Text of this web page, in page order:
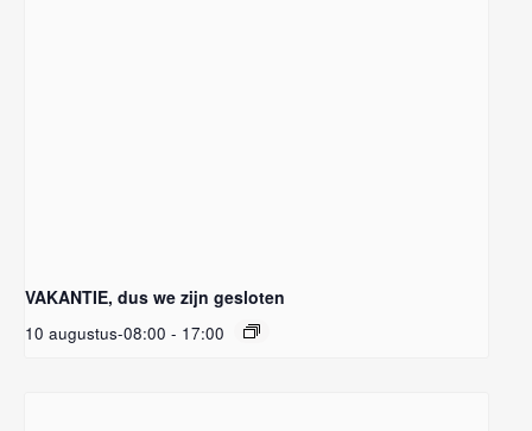
VAKANTIE, dus we zijn gesloten
10 augustus-08:00 - 17:00